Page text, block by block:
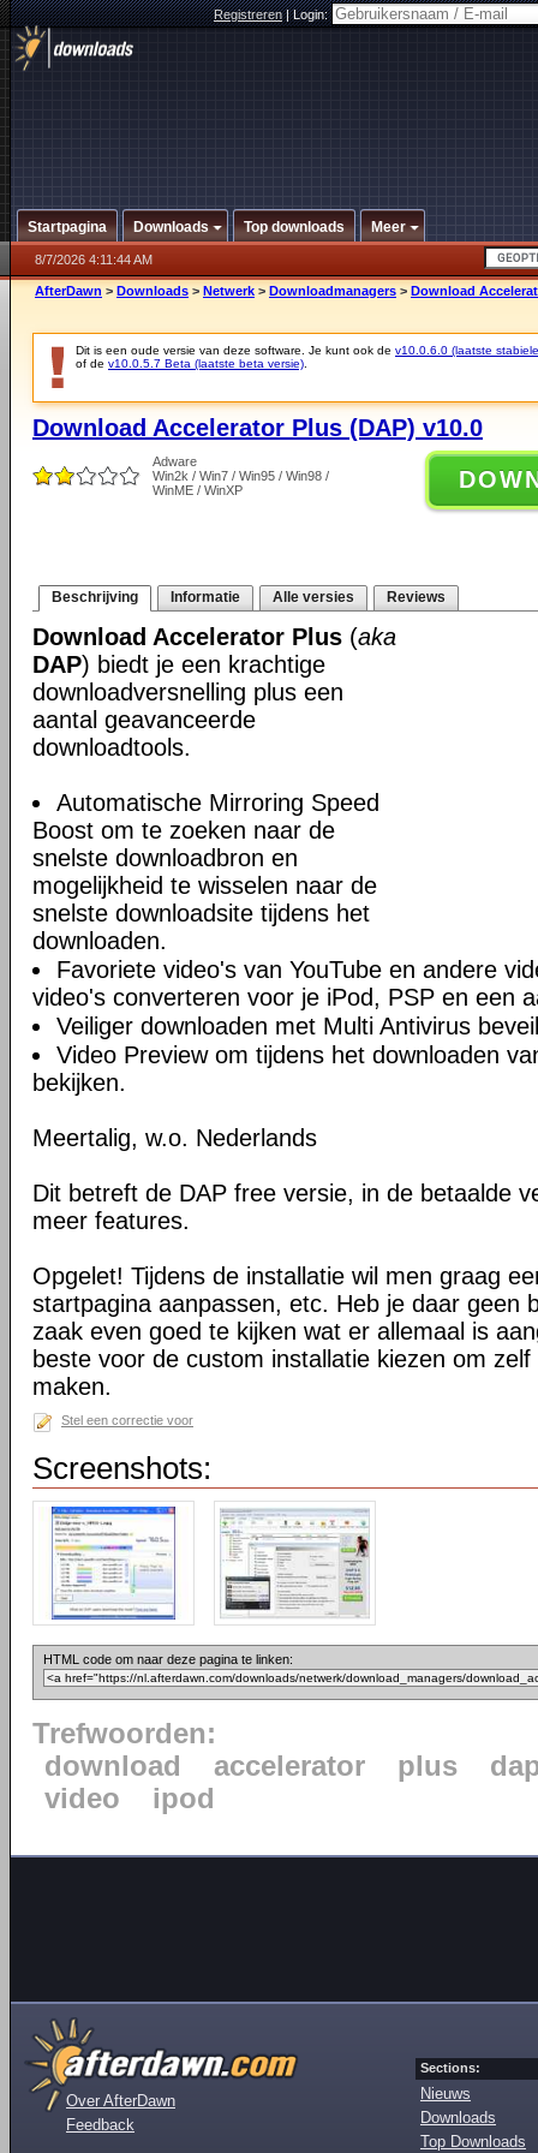
Registreren|Login:
Startpagina Downloads Top downloads Meer
8/7/2026 4:11:44 AM
AfterDawn > Downloads > Netwerk > Downloadmanagers > Download
Dit is een oude versie van deze software. Je kunt ook de v10.0.6.0 (laatste
of de v10.0.5.7 Beta (laatste beta versie)
Download Accelerator Plus (DAP) v10.0
Adware
Win2k / Win7 / Win95 / Win98 /
WinME / WinXP
Beschrijving Informatie Alle versies Reviews
Download Accelerator Plus (aka
DAP) biedt je een krachtige
downloadversnelling plus een
aantal geavanceerde
downloadtools.
Automatische Mirroring Speed
Boost om te zoeken naar de
snelste downloadbron en
mogelijkheid te wisselen naar de
snelste downloadsite tijdens het
downloaden.
Favoriete video's van YouTube en andere
video's converteren voor je iPod, PSP en een
Veiliger downloaden met Multi Antivirus
Video Preview om tijdens het downloaden
bekijken.
Meertalig, w.o. Nederlands
Dit betreft de DAP free versie, in de betaalde
meer features.
Opgelet! Tijdens de installatie wil men graag
startpagina aanpassen, etc. Heb je daar geen
zaak even goed te kijken wat er allemaal is
beste voor de custom installatie kiezen om
maken.
Stel een correctie voor
Screenshots:
HTML code om naar deze pagina te linken:
Trefwoorden:
download
accelerator plus
video
ipod
Over AfterDawn
Feedback
Sections:
Nieuws
Downloads
Top Downloads